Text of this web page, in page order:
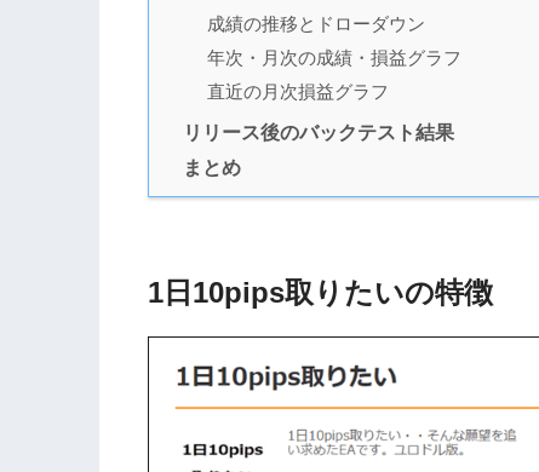
成績の推移とドローダウン
年次・月次の成績・損益グラフ
直近の月次損益グラフ
リリース後のバックテスト結果
まとめ
1日10pips取りたいの特徴